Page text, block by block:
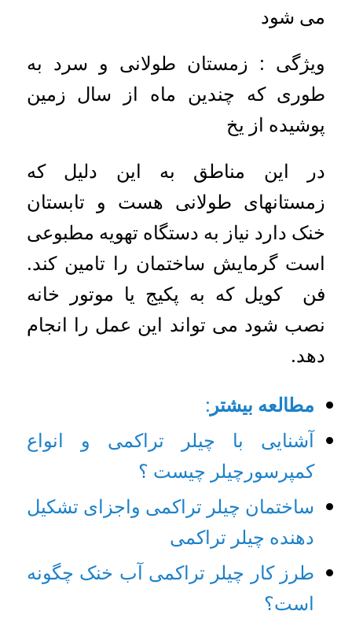
می شود
ویژگی : زمستان طولانی و سرد به
طوری که چندین ماه از سال زمین
پوشیده از یخ
در این مناطق به این دلیل که
زمستانهای طولانی هست و تابستان
خنک دارد نیاز به دستگاه تهویه مطبوعی
است گرمایش ساختمان را تامین کند.
فن کویل که به پکیج یا موتور خانه
نصب شود می تواند این عمل را انجام
دهد.
مطالعه بیشتر:
آشنایی با چیلر تراکمی و انواع
کمپرسور چیلر چیست ؟
ساختمان چیلر تراکمی واجزای تشکیل
دهنده چیلر تراکمی
طرز کار چیلر تراکمی آب خنک چگونه
است؟